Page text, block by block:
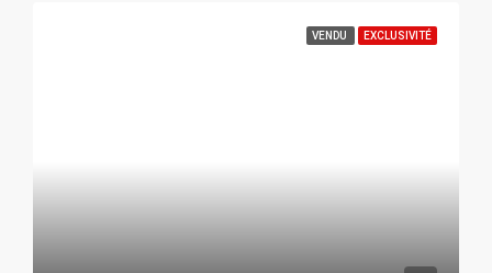
VENDU EXCLUSIVITÉ